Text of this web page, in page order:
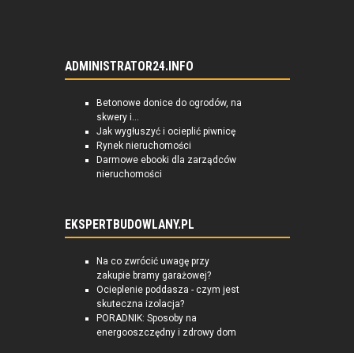
ADMINISTRATOR24.INFO
Betonowe donice do ogrodów, na
skwery i...
Jak wygłuszyć i ocieplić piwnicę
Rynek nieruchomości
Darmowe ebooki dla zarządców
nieruchomości
EKSPERTBUDOWLANY.PL
Na co zwrócić uwagę przy
zakupie bramy garażowej?
Ocieplenie poddasza - czym jest
skuteczna izolacja?
PORADNIK: Sposoby na
energooszczędny i zdrowy dom